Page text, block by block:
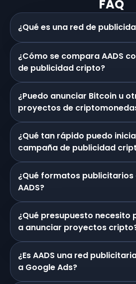
FAQ
¿Qué es una red de
¿Cómo se compara AADS
de publicidad cripto?
¿Puedo anunciar Bitcoin u
proyectos de
¿Qué tan rápido puedo
campaña de publicidad
¿Qué formatos
AADS?
¿Qué presupuesto necesito
a anunciar proyectos
¿Es AADS una red
a Google Ads?